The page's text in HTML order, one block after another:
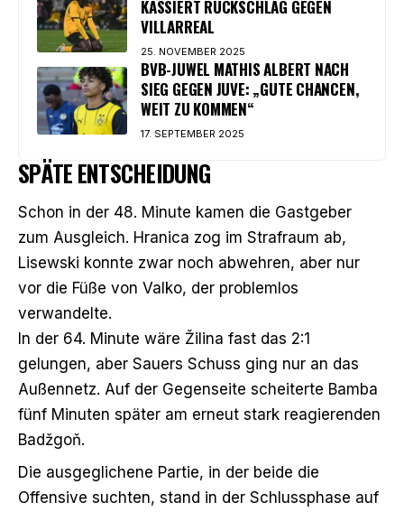
KASSIERT RÜCKSCHLAG GEGEN
VILLARREAL
25. NOVEMBER 2025
BVB-JUWEL MATHIS ALBERT NACH
SIEG GEGEN JUVE: „GUTE CHANCEN,
WEIT ZU KOMMEN“
17. SEPTEMBER 2025
SPÄTE ENTSCHEIDUNG
Schon in der 48. Minute kamen die Gastgeber
zum Ausgleich. Hranica zog im Strafraum ab,
Lisewski konnte zwar noch abwehren, aber nur
vor die Füße von Valko, der problemlos
verwandelte.
In der 64. Minute wäre Žilina fast das 2:1
gelungen, aber Sauers Schuss ging nur an das
Außennetz. Auf der Gegenseite scheiterte Bamba
fünf Minuten später am erneut stark reagierenden
Badžgoň.
Die ausgeglichene Partie, in der beide die
Offensive suchten, stand in der Schlussphase auf